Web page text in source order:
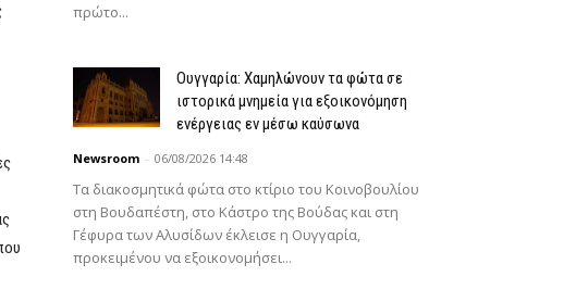
πρώτο...
Ουγγαρία: Χαμηλώνουν τα φώτα σε
ιστορικά μνημεία για εξοικονόμηση
ενέργειας εν μέσω καύσωνα
Newsroom - 06/08/2026 14:48
Τα διακοσμητικά φώτα στο κτίριο του Κοινοβουλίου
στη Βουδαπέστη, στο Κάστρο της Βούδας και στη
Γέφυρα των Αλυσίδων έκλεισε η Ουγγαρία,
προκειμένου να εξοικονομήσει...